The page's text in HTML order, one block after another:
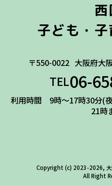
西
子ども・
〒550-0022 大阪府大
TEL06-
利用時間 9時～17時30分(
21時
Copyright (c) 2023-2026, 大
All Right